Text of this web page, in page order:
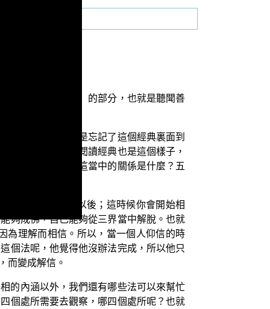
部分，就是「聞」的部分，也就是聽聞善
忘光了，經常就是忘記了這個經典裏面到
那其中的道理。閱讀經典也是這個樣子，
十二處、十八界這當中的關係是什麼？五
。
也知道它的義理以後；這時候你會開始相
夠成佛，自己能夠從三界當中解脫。也就
為理解而相信。所以，當一個人仰信的時
個法呢，他覺得他沒辦法完成，所以他只
而變成解信。
的內涵以外，我們還有哪些法可以來幫忙
個處所需要去觀察，哪四個處所呢？也就